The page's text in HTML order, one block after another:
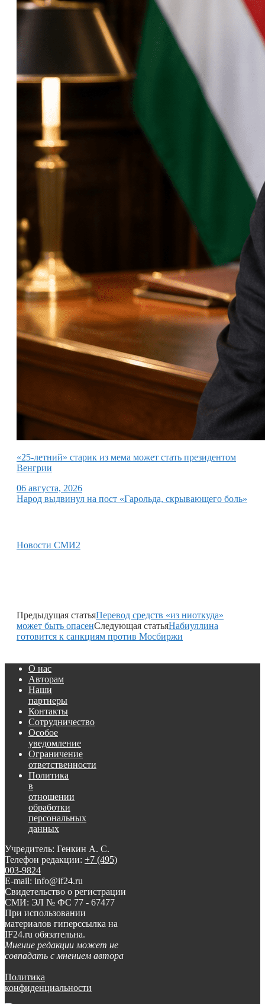
«25-летний» старик из мема может стать президентом
Венгрии
06 августа, 2026
Народ выдвинул на пост «Гарольда, скрывающего боль»
Новости СМИ2
Предыдущая статьяПеревод средств «из ниоткуда»
может быть опасенСледующая статьяНабиуллина
готовится к санкциям против Мосбиржи
О нас
Авторам
Наши
партнеры
Контакты
Сотрудничество
Особое
уведомление
Ограничение
ответственности
Политика
в
отношении
обработки
персональных
данных
Учредитель: Генкин А. С.
Телефон редакции: +7 (495)
003-9824
E-mail: info@if24.ru
Свидетельство о регистрации
СМИ: ЭЛ № ФС 77 - 67477
При использовании
материалов гиперссылка на
IF24.ru обязательна.
Мнение редакции может не
совпадать с мнением автора
Политика
конфиденциальности